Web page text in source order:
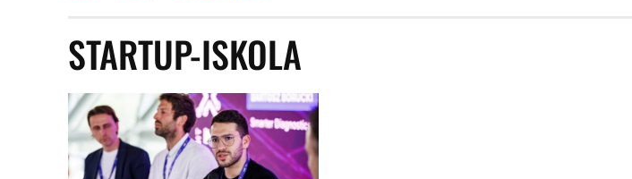
STARTUP-ISKOLA